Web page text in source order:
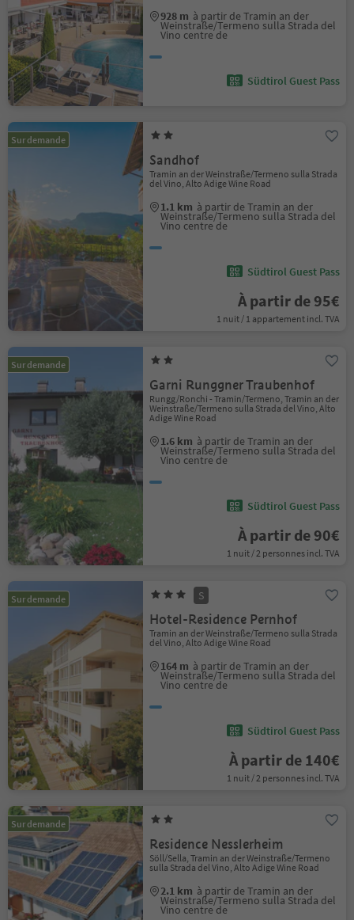
928 m à partir de Tramin an der
Weinstraße/Termeno sulla Strada del
Vino centre de
Südtirol Guest Pass
Sur demande
Sandhof
Tramin an der Weinstraße/Termeno sulla Strada
del Vino, Alto Adige Wine Road
1.1 km à partir de Tramin an der
Weinstraße/Termeno sulla Strada del
Vino centre de
Südtirol Guest Pass
À partir de 95€
1 nuit / 1 appartement incl. TVA
Sur demande
Garni Runggner Traubenhof
Rungg/Ronchi - Tramin/Termeno, Tramin an der
Weinstraße/Termeno sulla Strada del Vino, Alto
Adige Wine Road
1.6 km à partir de Tramin an der
Weinstraße/Termeno sulla Strada del
Vino centre de
Südtirol Guest Pass
À partir de 90€
1 nuit / 2 personnes incl. TVA
Sur demande S
Hotel-Residence Pernhof
Tramin an der Weinstraße/Termeno sulla Strada
del Vino, Alto Adige Wine Road
164 m à partir de Tramin an der
Weinstraße/Termeno sulla Strada del
Vino centre de
Südtirol Guest Pass
À partir de 140€
1 nuit / 2 personnes incl. TVA
Sur demande
Residence Nesslerheim
Söll/Sella, Tramin an der Weinstraße/Termeno
sulla Strada del Vino, Alto Adige Wine Road
2.1 km à partir de Tramin an der
Weinstraße/Termeno sulla Strada del
Vino centre de